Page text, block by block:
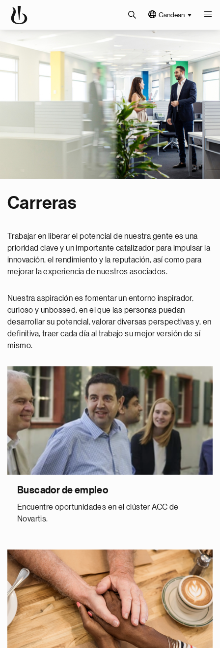
Candean
Carreras
Trabajar en liberar el potencial de nuestra gente es una
prioridad clave y un importante catalizador para impulsar la
innovación, el rendimiento y la reputación, así como para
mejorar la experiencia de nuestros asociados.
Nuestra aspiración es fomentar un entorno inspirador,
curioso y unbossed, en el que las personas puedan
desarrollar su potencial, valorar diversas perspectivas y, en
definitiva, traer cada día al trabajo su mejor versión de sí
mismo.
Buscador de empleo
Encuentre oportunidades en el clúster ACC de
Novartis.